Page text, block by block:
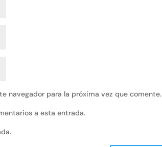
navegador para la próxima vez que comente.
a esta entrada.